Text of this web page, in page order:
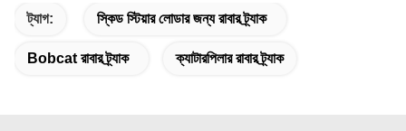
ট্যাগ: স্কিড স্টিয়ার লোডার জন্য রাবার ট্র্যাক
Bobcat রাবার ট্র্যাক ক্যাটারপিলার রাবার ট্র্যাক